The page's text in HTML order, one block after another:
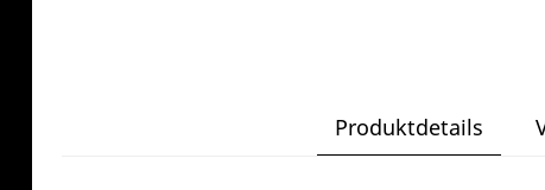
Produktdetails